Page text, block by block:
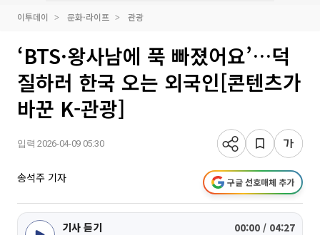
이투데이 문화·라이프 관광
‘BTS·왕사남에 푹 빠졌어요’…덕
질하러 한국 오는 외국인[콘텐츠가
바꾼 K-관광]
입력 2026-04-09 05:30
송석주 기자 구글 선호매체 추가
기사 듣기 00:00 / 04:27